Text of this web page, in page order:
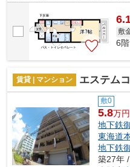
ています。風通しが良好なので、い
敷
6
賃貸 | マンション エステム
敷0
5.8万円
地下鉄
東海道
地下鉄
築27年